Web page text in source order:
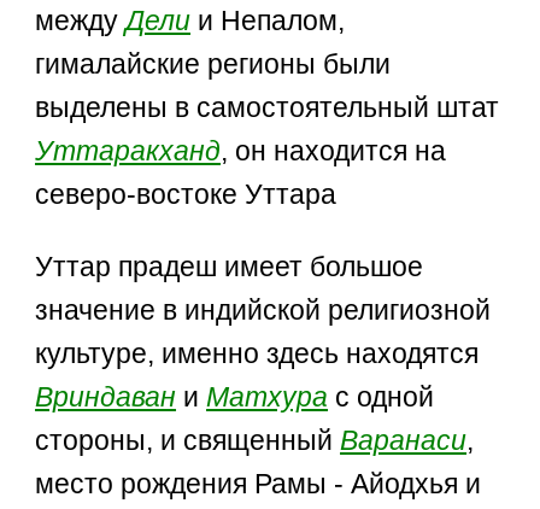
междуДели и Непалом,
гималайские регионы были
выделены в самостоятельный штат
Уттаракханд, он находится на
северо-востоке Уттара
Уттар прадеш имеет большое
значение в индийской религиозной
культуре, именно здесь находятся
Вриндаван и Матхура с одной
стороны, и священный Варанаси,
место рождения Рамы - Айодхья и